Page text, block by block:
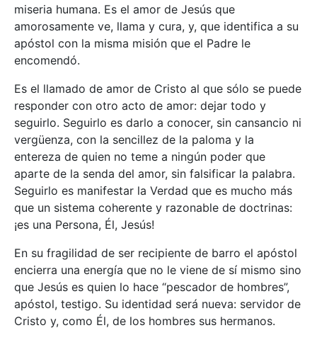
miseria humana. Es el amor de Jesús que
amorosamente ve, llama y cura, y, que identifica a su
apóstol con la misma misión que el Padre le
encomendó.
Es el llamado de amor de Cristo al que sólo se puede
responder con otro acto de amor: dejar todo y
seguirlo. Seguirlo es darlo a conocer, sin cansancio ni
vergüenza, con la sencillez de la paloma y la
entereza de quien no teme a ningún poder que
aparte de la senda del amor, sin falsificar la palabra.
Seguirlo es manifestar la Verdad que es mucho más
que un sistema coherente y razonable de doctrinas:
¡es una Persona, Él, Jesús!
En su fragilidad de ser recipiente de barro el apóstol
encierra una energía que no le viene de sí mismo sino
que Jesús es quien lo hace “pescador de hombres”,
apóstol, testigo. Su identidad será nueva: servidor de
Cristo y, como Él, de los hombres sus hermanos.